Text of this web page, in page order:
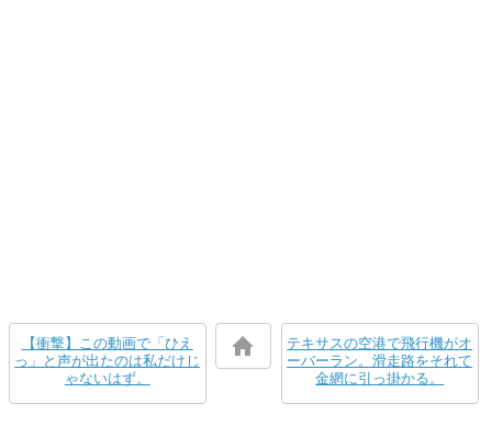
【衝撃】この動画で「ひえ
っ」と声が出たのは私だけじ
ゃないはず。
テキサスの空港で飛行機がオ
ーバーラン。滑走路をそれて
金網に引っ掛かる。